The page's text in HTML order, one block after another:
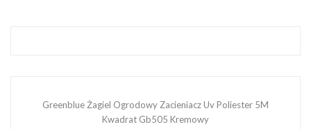
Greenblue Żagiel Ogrodowy Zacieniacz Uv Poliester 5M
Kwadrat Gb505 Kremowy